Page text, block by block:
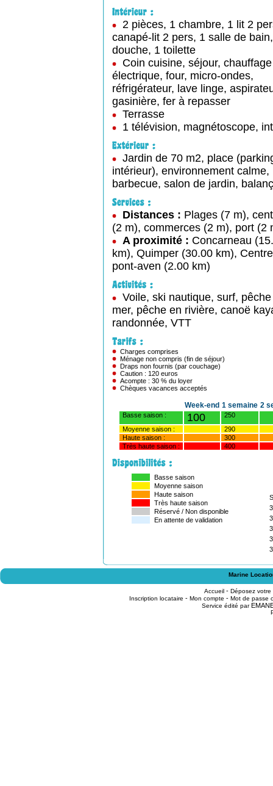
2 pièces, 1 chambre, 1 lit 2
canapé-lit 2 pers, 1 salle de
douche, 1 toilette
Coin cuisine, séjour, chauffage
électrique, four, micro-ondes,
réfrigérateur, lave linge,
gasinière, fer à repasser
Terrasse
1 télévision, magnétoscope,
Jardin de 70 m2, place
intérieur), environnement calme,
barbecue, salon de jardin,
Distances : Plages (7 m),
(2 m), commerces (2 m), port (2
A proximité : Concarneau
km), Quimper (30.00 km),
pont-aven (2.00 km)
Voile, ski nautique, surf,
mer, pêche en rivière, canoë
randonnée, VTT
Charges comprises
Ménage non compris (fin de séjour)
Draps non fournis (par couchage)
Caution : 120 euros
Acompte : 30 % du loyer
Chèques vacances acceptés
Week-end 1 semaine 2
Basse saison : 100
250
Moyenne saison :
290
Haute saison :
300
Très haute saison :
400
Basse saison
Moyenne saison
Haute saison
Très haute saison
Réservé / Non disponible
En attente de validation
Marine
Accueil - Déposez
Inscription locataire - Mon compte - Mot de passe
Service édité par